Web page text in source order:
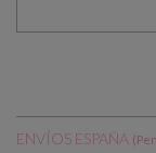
ENVÍOS ESPAÑA